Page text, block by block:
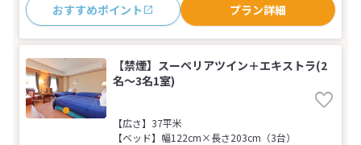
おすすめポイント プラン詳細
【禁煙】スーペリアツイン＋エキストラ(2
名～3名1室)
【広さ】37平米
【ベッド】幅122cm×長さ203cm（3台）